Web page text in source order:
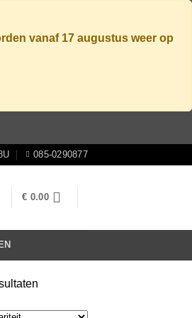
vanaf 17 augustus weer op
085-0290877
€ 0.00